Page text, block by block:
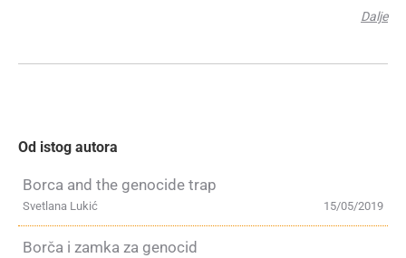
Dalje
Od istog autora
Borca and the genocide trap
15/05/2019
Svetlana Lukić
Borča i zamka za genocid